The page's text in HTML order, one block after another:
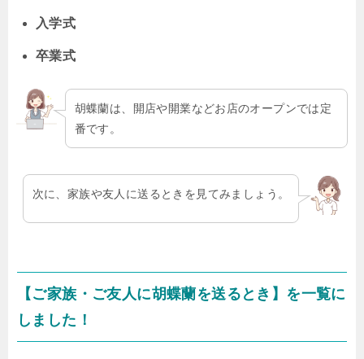
入学式
卒業式
胡蝶蘭は、開店や開業などお店のオープンでは定
番です。
次に、家族や友人に送るときを見てみましょう。
【ご家族・ご友人に胡蝶蘭を送るとき】を一覧に
しました！